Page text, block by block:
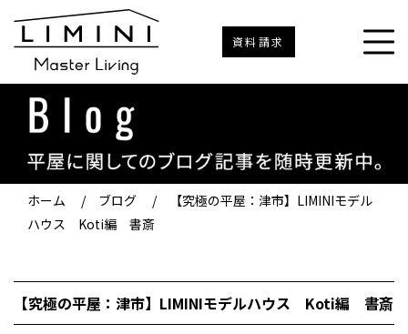
資料請求
ホーム / ブログ /
【究極の平屋：津市】LIMINIモデル
ハウス Koti編 書斎
【究極の平屋：津市】LIMINIモデルハウス Koti編 書斎